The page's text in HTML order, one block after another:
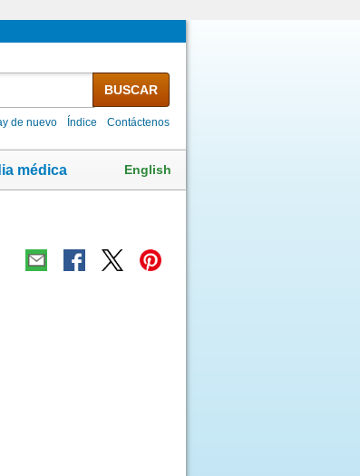
BUSCAR
de nuevo Índice Contáctenos
médica English